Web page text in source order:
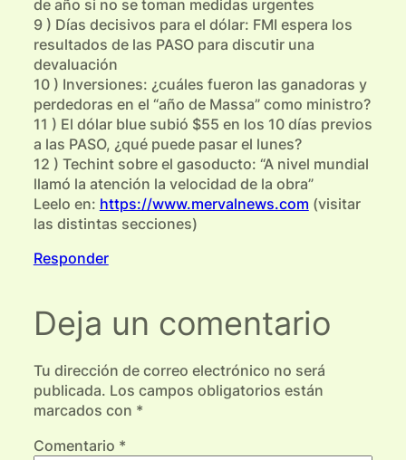
de año si no se toman medidas urgentes
9 ) Días decisivos para el dólar: FMI espera los
resultados de las PASO para discutir una
devaluación
10 ) Inversiones: ¿cuáles fueron las ganadoras y
perdedoras en el “año de Massa” como ministro?
11 ) El dólar blue subió $55 en los 10 días previos
a las PASO, ¿qué puede pasar el lunes?
12 ) Techint sobre el gasoducto: “A nivel mundial
llamó la atención la velocidad de la obra”
Leelo en: https://www.mervalnews.com (visitar
las distintas secciones)
Responder
Deja un comentario
Tu dirección de correo electrónico no será
publicada. Los campos obligatorios están
marcados con *
Comentario *